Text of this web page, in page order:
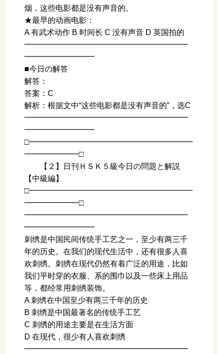
烟，这些电影都是没有声音的。
★最早的动画电影：
A 有武术动作 B 时间长 C 没有声音 D 英国拍的
━━━━━━━━━━━━━━━━━━━━━
━━━━━━━━━
■今日の解答
解答：
答案：C
解析：根据文中“这些电影都是没有声音的”，选C
━━━━━━━━━━━━━━━━━━━━━
━━━━━━━━━
□━━━━━━━━━━━━━━━━━━━━━
━━━━━━━□
【２】日刊ＨＳＫ５級今日の問題と解説
【中級編】
□━━━━━━━━━━━━━━━━━━━━━
━━━━━━━□
━━━━━━━━━━━━━━━━━━━━━
━━━━━━━━━
刺绣是中国民间传统手工艺之一，至少有两三千
年的历史。在我们的现代生活中，还有很多人喜
欢刺绣。刺绣在现代仍然有着广泛的用途，比如
我们平时穿的衣服、系的围巾以及一些床上用品
等，都经常用刺绣装饰。
A 刺绣在中国至少有两三千年的历史
B 刺绣是中国最著名的传统手工艺
C 刺绣的用途主要是在生活方面
D 在现代，很少有人喜欢刺绣
━━━━━━━━━━━━━━━━━━━━━